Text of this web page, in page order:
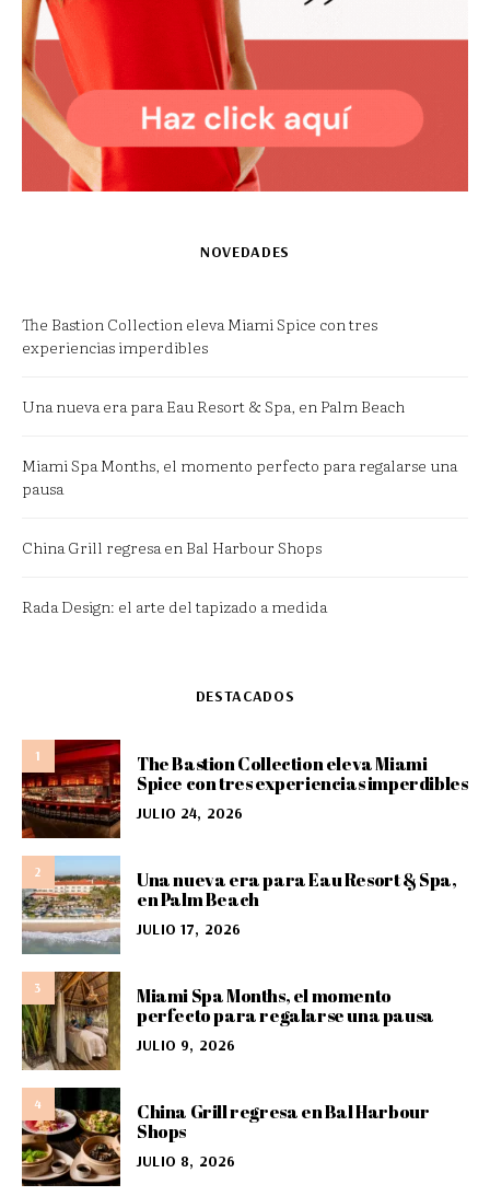
NOVEDADES
The Bastion Collection eleva Miami Spice con tres
experiencias imperdibles
Una nueva era para Eau Resort & Spa, en Palm Beach
Miami Spa Months, el momento perfecto para regalarse una
pausa
China Grill regresa en Bal Harbour Shops
Rada Design: el arte del tapizado a medida
DESTACADOS
1
The Bastion Collection eleva Miami
Spice con tres experiencias imperdibles
JULIO 24, 2026
2
Una nueva era para Eau Resort & Spa,
en Palm Beach
JULIO 17, 2026
3
Miami Spa Months, el momento
perfecto para regalarse una pausa
JULIO 9, 2026
4
China Grill regresa en Bal Harbour
Shops
JULIO 8, 2026